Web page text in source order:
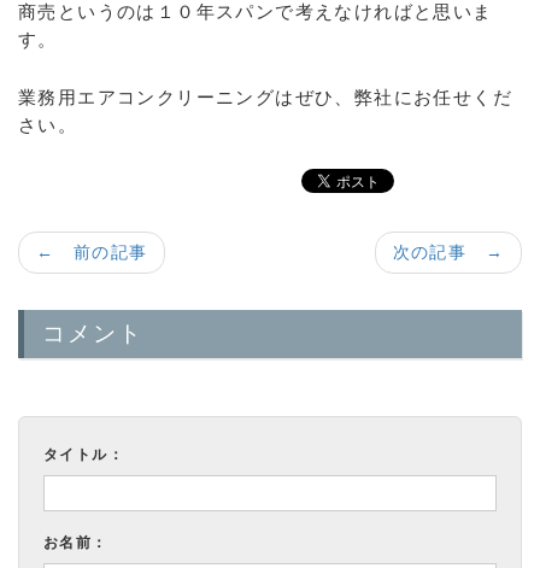
商売というのは１０年スパンで考えなければと思いま
す。
業務用エアコンクリーニングはぜひ、弊社にお任せくだ
さい。
次の記事 →
← 前の記事
コメント
タイトル：
お名前：